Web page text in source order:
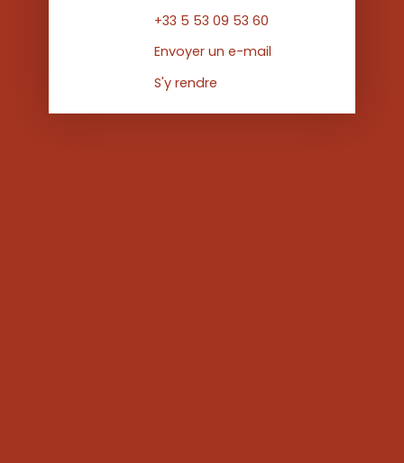
+33 5 53 09 53 60
Envoyer un e-mail
S'y rendre